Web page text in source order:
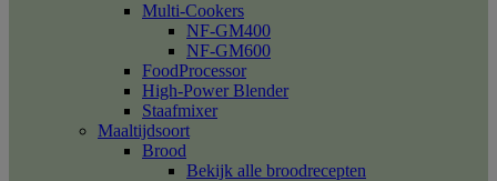
Multi-Cookers
NF-GM400
NF-GM600
FoodProcessor
High-Power Blender
Staafmixer
Maaltijdsoort
Brood
Bekijk alle broodrecepten